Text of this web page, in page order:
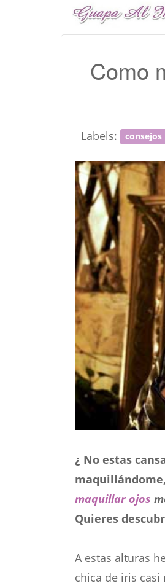
Como
Labels:
¿ No estas
maquillar ojos
Quieres
A estas alturas
chica de iris